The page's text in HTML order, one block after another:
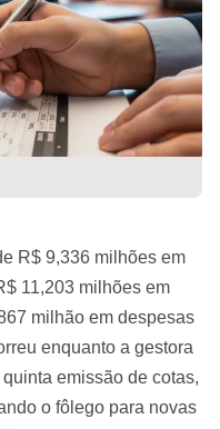
R$ 9,336 milhões em
11,203 milhões em
milhão em despesas
enquanto a gestora
emissão de cotas,
o fôlego para novas